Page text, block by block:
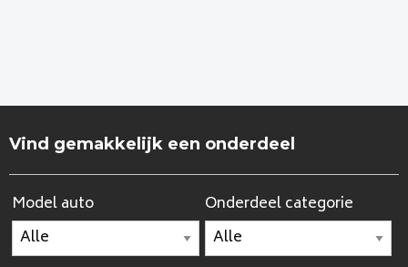
Vind gemakkelijk een onderdeel
Model auto Onderdeel categorie